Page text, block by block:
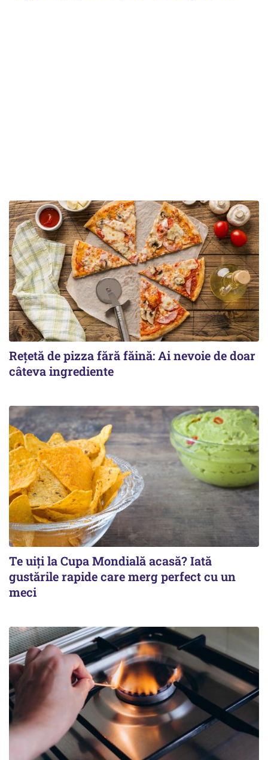
Rețetă de pizza fără făină: Ai nevoie de doar
câteva ingrediente
Te uiți la Cupa Mondială acasă? Iată
gustările rapide care merg perfect cu un
meci